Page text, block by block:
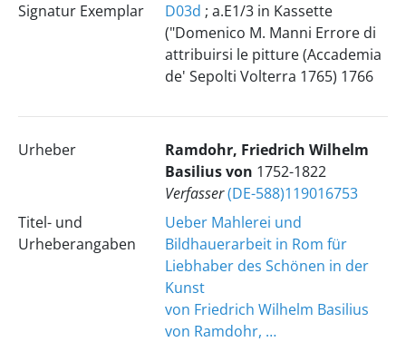
Signatur Exemplar
D03d ; a.E1/3 in Kassette
("Domenico M. Manni Errore di
attribuirsi le pitture (Accademia
de' Sepolti Volterra 1765) 1766
Urheber
Ramdohr, Friedrich Wilhelm
Basilius von 1752-1822
Verfasser(DE-588)119016753
Titel- und
Urheberangaben
Ueber Mahlerei und
Bildhauerarbeit in Rom für
Liebhaber des Schönen in der
Kunst
von Friedrich Wilhelm Basilius
von Ramdohr, …